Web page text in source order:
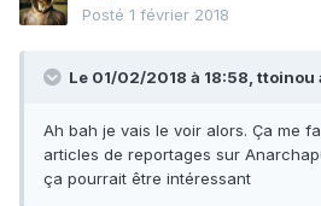
Posté 1 février 2018
Le 01/02/2018 à 18:58, ttoinou
Ah bah je vais le voir alors. Ça me
articles de reportages sur
ça pourrait être intéressant